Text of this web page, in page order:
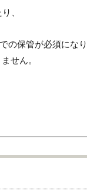
、
の保管が必須にな
せん。